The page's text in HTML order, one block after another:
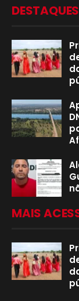
DESTAQUES
MAIS